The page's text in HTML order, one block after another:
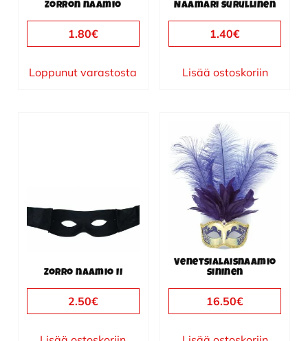
Zorron naamio
1.80€
Loppunut varastosta
Naamari surullinen
1.40€
Lisää ostoskoriin
Zorro naamio II
2.50€
Venetsialaisnaamio
sininen
16.50€